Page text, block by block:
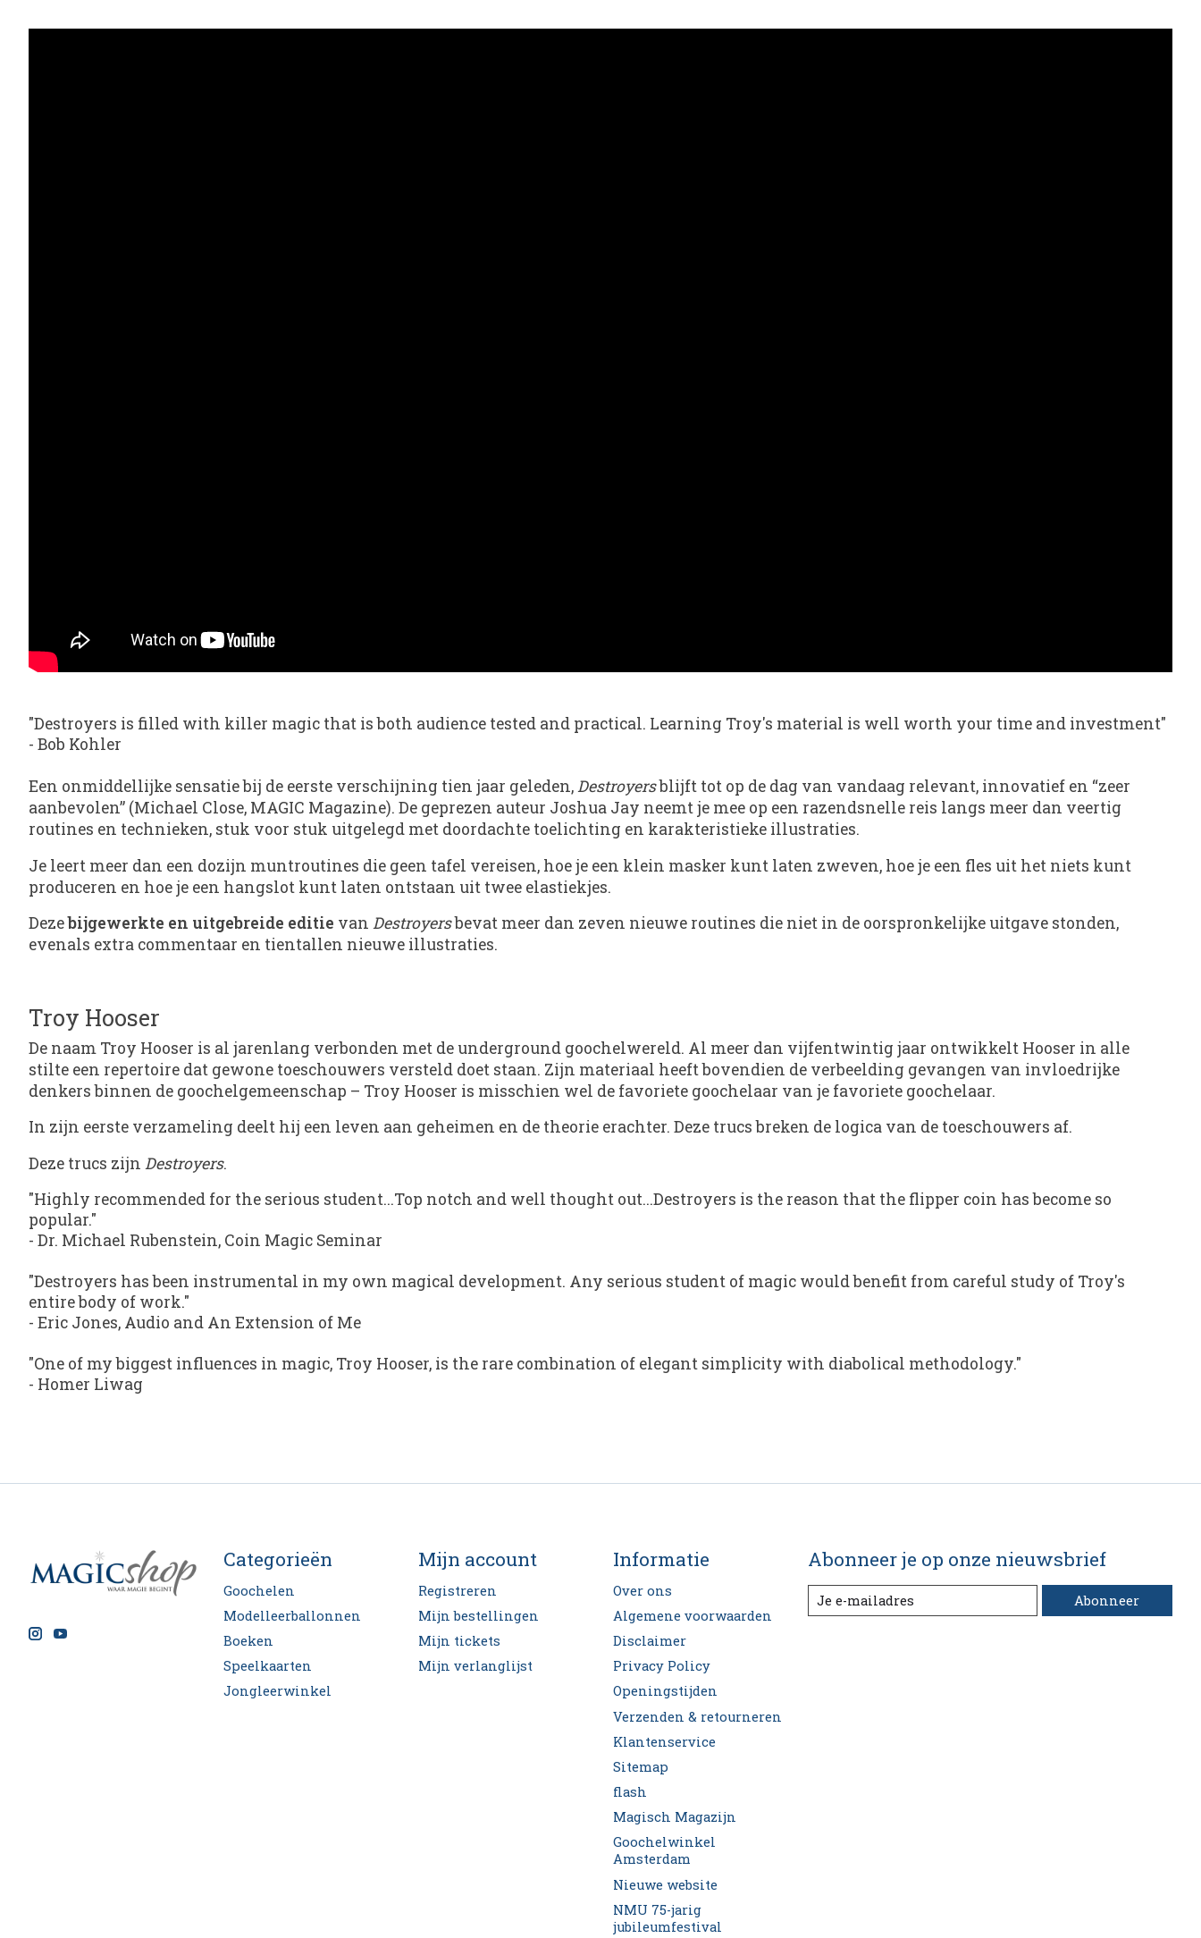
"Destroyers is filled with killer magic that is both audience tested and practical. Learning Troy's material is well worth your time and investment"
- Bob Kohler
Een onmiddellijke sensatie bij de eerste verschijning tien jaar geleden,Destroyersblijft tot op de dag van vandaag relevant, innovatief en “zeer
aanbevolen” (Michael Close, MAGIC Magazine). De geprezen auteur Joshua Jay neemt je mee op een razendsnelle reis langs meer dan veertig
routines en technieken, stuk voor stuk uitgelegd met doordachte toelichting en karakteristieke illustraties.
Je leert meer dan een dozijn muntroutines die geen tafel vereisen, hoe je een klein masker kunt laten zweven, hoe je een fles uit het niets kunt
produceren en hoe je een hangslot kunt laten ontstaan uit twee elastiekjes.
Dezebijgewerkte en uitgebreide editie van Destroyersbevat meer dan zeven nieuwe routines die niet in de oorspronkelijke uitgave stonden,
evenals extra commentaar en tientallen nieuwe illustraties.
Troy Hooser
De naam Troy Hooser is al jarenlang verbonden met de underground goochelwereld. Al meer dan vijfentwintig jaar ontwikkelt Hooser in alle
stilte een repertoire dat gewone toeschouwers versteld doet staan. Zijn materiaal heeft bovendien de verbeelding gevangen van invloedrijke
denkers binnen de goochelgemeenschap – Troy Hooser is misschien wel de favoriete goochelaar van je favoriete goochelaar.
In zijn eerste verzameling deelt hij een leven aan geheimen en de theorie erachter. Deze trucs breken de logica van de toeschouwers af.
Deze trucs zijn Destroyers.
"Highly recommended for the serious student...Top notch and well thought out...Destroyers is the reason that the flipper coin has become so
popular."
- Dr. Michael Rubenstein, Coin Magic Seminar
"Destroyers has been instrumental in my own magical development. Any serious student of magic would benefit from careful study of Troy's
entire body of work."
- Eric Jones, Audio and An Extension of Me
"One of my biggest influences in magic, Troy Hooser, is the rare combination of elegant simplicity with diabolical methodology."
- Homer Liwag
Categorieën
Goochelen
Modelleerballonnen
Boeken
Speelkaarten
Jongleerwinkel
Mijn account
Registreren
Mijn bestellingen
Mijn tickets
Mijn verlanglijst
Informatie
Over ons
Algemene voorwaarden
Disclaimer
Privacy Policy
Openingstijden
Verzenden & retourneren
Klantenservice
Sitemap
flash
Magisch Magazijn
Goochelwinkel
Amsterdam
Nieuwe website
NMU 75-jarig
jubileumfestival
Abonneer je op onze nieuwsbrief
Abonneer